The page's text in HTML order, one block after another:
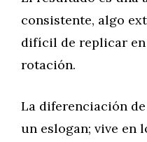
consistente, algo
difícil de replicar en
rotación.
La diferenciación
un eslogan; vive en